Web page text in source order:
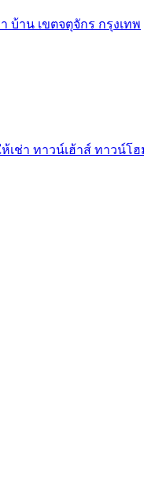
บ้าน เขตจตุจักร กรุงเทพ
ห้เช่า ทาวน์เฮ้าส์ ทาวน์โ